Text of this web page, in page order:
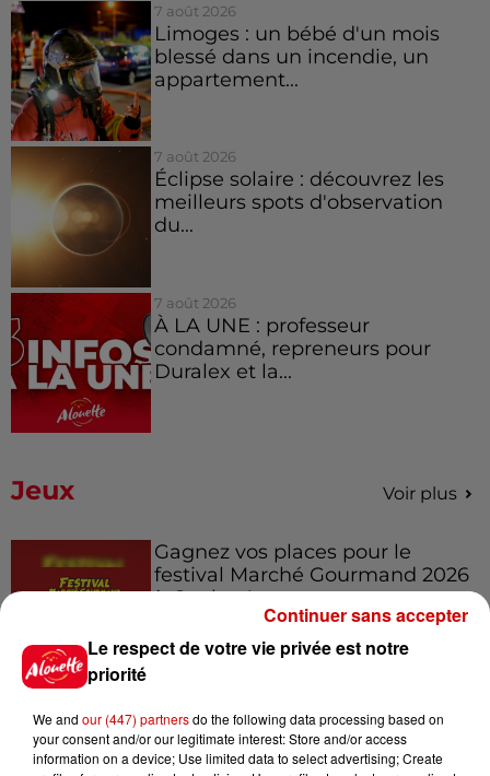
7 août 2026
Limoges : un bébé d'un mois
blessé dans un incendie, un
appartement...
7 août 2026
Éclipse solaire : découvrez les
meilleurs spots d'observation
du...
7 août 2026
À LA UNE : professeur
condamné, repreneurs pour
Duralex et la...
Jeux Voir plus
Gagnez vos places pour le
festival Marché Gourmand 2026
à Coulon !
pour l'un des zoos de nos
régions !
Le respect de votre vie privée est notre
priorité
We and our (447) partnersdo the following data processing based on
your consent and/or our legitimate interest: Store and/or access
information on a device; Use limited data to select advertising; Create
Continuer sans accepter